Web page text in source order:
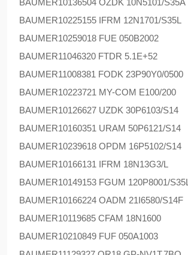
BAUMER10136504 OZDK 10N5101/S35A
BAUMER10225155 IFRM 12N1701/S35L
BAUMER10259018 FUE 050B2002
BAUMER11046320 FTDR 5.1E+52
BAUMER11008381 FODK 23P90Y0/0500
BAUMER10223721 MY-COM E100/200
BAUMER10126627 UZDK 30P6103/S14
BAUMER10160351 URAM 50P6121/S14
BAUMER10239618 OPDM 16P5102/S14
BAUMER10166131 IFRM 18N13G3/L
BAUMER10149153 FGUM 120P8001/S35L
BAUMER10166224 OADM 21I6580/S14F
BAUMER10119685 CFAM 18N1600
BAUMER10210849 FUF 050A1003